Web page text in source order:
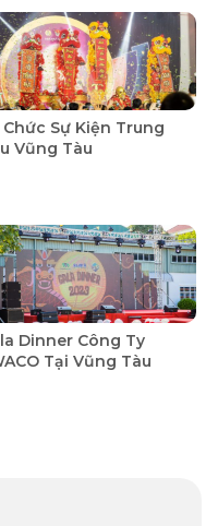
Chức Sự Kiện Trung
Vũng Tàu
Dinner Công Ty
Tại Vũng Tàu